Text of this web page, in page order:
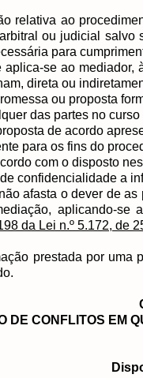
relativa ao
ou judicial
para
se ao
direta ou
ou proposta
das partes no
de acordo
para os fins do
com o disposto
confidencialidade a
afasta o dever de
aplicando-se
da Lei n.º 5.172, de
prestada por uma
DE CONFLITOS EM